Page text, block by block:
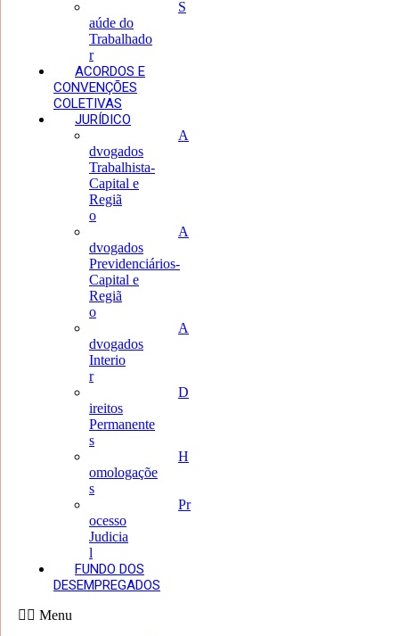
S
aúde do
Trabalhado
r
ACORDOS E
CONVENÇÕES
COLETIVAS
JURÍDICO
A
dvogados
Trabalhista-
Capital e
Regiã
o
A
dvogados
Previdenciários-
Capital e
Regiã
o
A
dvogados
Interio
r
D
ireitos
Permanente
s
H
omologaçõe
s
Pr
ocesso
Judicia
l
FUNDO DOS
DESEMPREGADOS
Menu